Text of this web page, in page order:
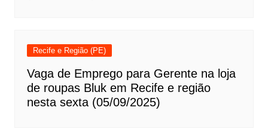
Recife e Região (PE)
Vaga de Emprego para Gerente na loja
de roupas Bluk em Recife e região
nesta sexta (05/09/2025)